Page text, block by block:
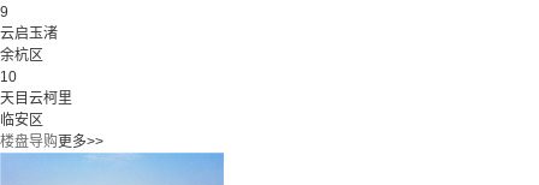
9
云启玉渚
余杭区
10
天目云柯里
临安区
楼盘导购更多>>